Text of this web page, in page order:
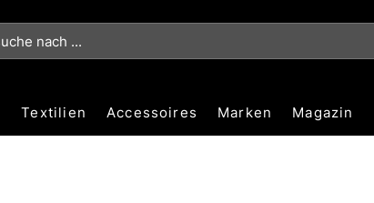
Textilien Accessoires Marken Magazin